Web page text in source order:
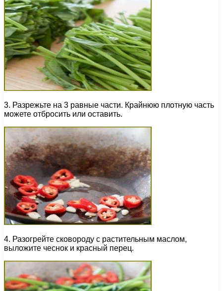
3. Разрежьте на 3 равные части. Крайнюю плотную часть
можете отбросить или оставить.
4. Разогрейте сковороду с растительным маслом,
выложите чеснок и красный перец.